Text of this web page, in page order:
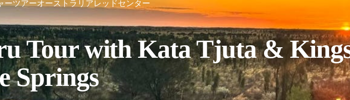
ーツアーオーストラリアレッドセンター
Tour with Kata Tjuta &
Springs